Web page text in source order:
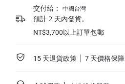
交付給： 中國台灣
預計 2 天內發貨。
NT$3,700以上訂單包郵
15 天退貨政策 7 天價格保障